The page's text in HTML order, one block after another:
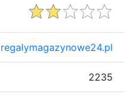
regalymagazynowe24.pl
2235